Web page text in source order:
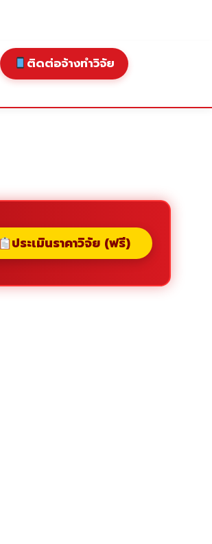
ติดต่อจ้างทำวิจัย
ประเมินราคาวิจัย (ฟรี)